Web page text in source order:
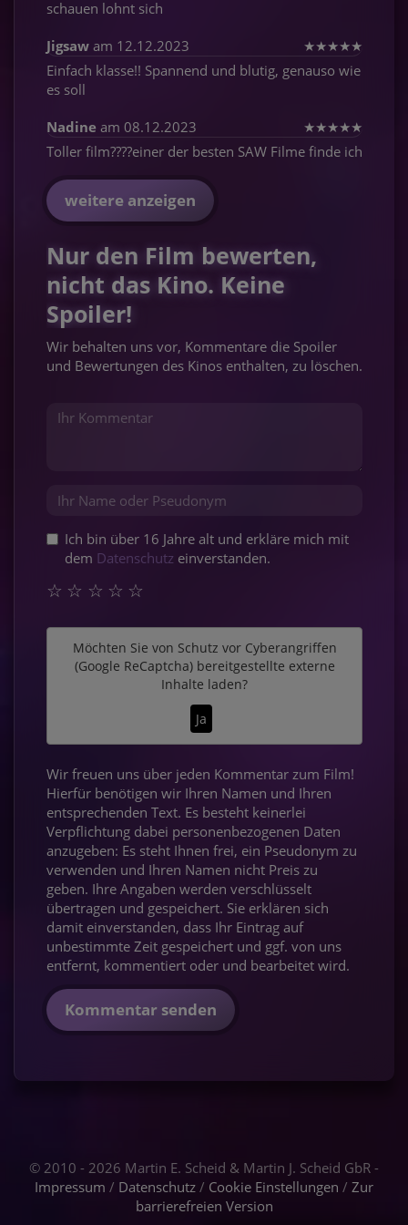
schauen lohnt sich
Jigsaw am 12.12.2023 ★★★★★
Einfach klasse!! Spannend und blutig, genauso wie
es soll
Nadine am 08.12.2023 ★★★★★
Toller film????einer der besten SAW Filme finde ich
weitere anzeigen
Nur den Film bewerten,
nicht das Kino. Keine
Spoiler!
Wir behalten uns vor, Kommentare die Spoiler
und Bewertungen des Kinos enthalten, zu löschen.
Ich bin über 16 Jahre alt und erkläre mich mit
dem Datenschutz einverstanden.
☆
☆
☆
☆
☆
Möchten Sie von Schutz vor Cyberangriffen
(Google ReCaptcha)bereitgestellte externe
Inhalte laden?
Ja
Wir freuen uns über jeden Kommentar zum Film!
Hierfür benötigen wir Ihren Namen und Ihren
entsprechenden Text. Es besteht keinerlei
Verpflichtung dabei personenbezogenen Daten
anzugeben: Es steht Ihnen frei, ein Pseudonym zu
verwenden und Ihren Namen nicht Preis zu
geben. Ihre Angaben werden verschlüsselt
übertragen und gespeichert. Sie erklären sich
damit einverstanden, dass Ihr Eintrag auf
unbestimmte Zeit gespeichert und ggf. von uns
entfernt, kommentiert oder und bearbeitet wird.
Kommentar senden
© 2010 - 2026 Martin E. Scheid & Martin J. Scheid GbR -
Impressum / Datenschutz / Cookie Einstellungen / Zur
barrierefreien Version